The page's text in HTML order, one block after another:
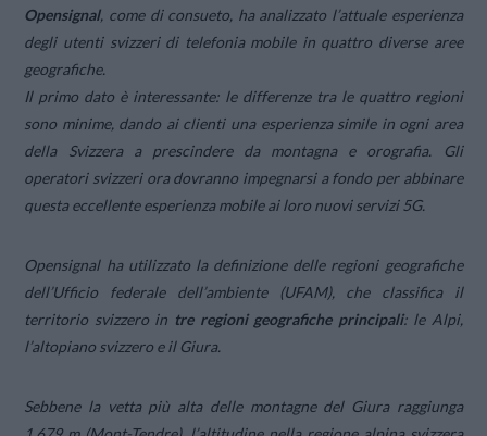
Opensignal, come di consueto, ha analizzato l’attuale esperienza
degli utenti svizzeri di telefonia mobile in quattro diverse aree
geografiche.
Il primo dato è interessante: le differenze tra le quattro regioni
sono minime, dando ai clienti una esperienza simile in ogni area
della Svizzera a prescindere da montagna e orografia. Gli
operatori svizzeri ora dovranno impegnarsi a fondo per abbinare
questa eccellente esperienza mobile ai loro nuovi servizi 5G.
Opensignal ha utilizzato la definizione delle regioni geografiche
dell’Ufficio federale dell’ambiente (UFAM), che classifica il
territorio svizzero in tre regioni geografiche principali: le Alpi,
l’altopiano svizzero e il Giura.
Sebbene la vetta più alta delle montagne del Giura raggiunga